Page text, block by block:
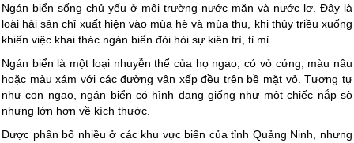
Ngán biển sống chủ yếu ở môi trường nước mặn và nước lợ. Đây là
loài hải sản chỉ xuất hiện vào mùa hè và mùa thu, khi thủy triều xuống
khiến việc khai thác ngán biển đòi hỏi sự kiên trì, tỉ mỉ.
Ngán biển là một loại nhuyễn thể của họ ngao, có vỏ cứng, màu nâu
hoặc màu xám với các đường vân xếp đều trên bề mặt vỏ. Tương tự
như con ngao, ngán biển có hình dạng giống như một chiếc nắp sò
nhưng lớn hơn về kích thước.
Được phân bổ nhiều ở các khu vực biển của tỉnh Quảng Ninh, nhưng